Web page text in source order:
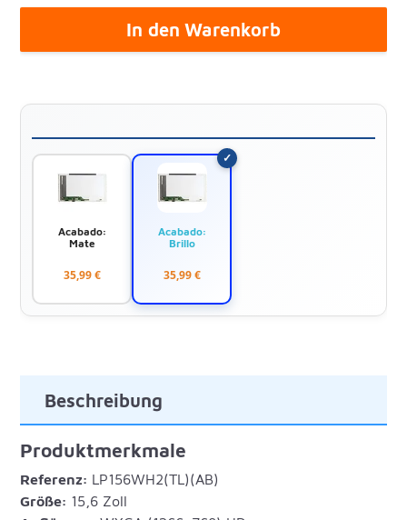
In den Warenkorb
Acabado:
Mate
35,99 €
Acabado:
Brillo
35,99 €
Beschreibung
Produktmerkmale
Referenz: LP156WH2(TL)(AB)
Größe: 15,6 Zoll